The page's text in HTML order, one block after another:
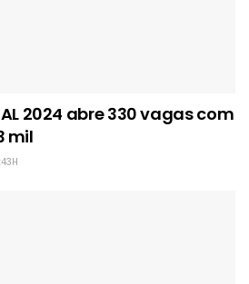
2024 abre 330 vagas com
mil